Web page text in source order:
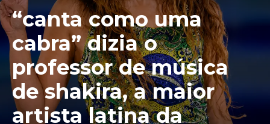
“canta como uma
cabra” dizia o
professor de música
de shakira, a maior
artista latina da